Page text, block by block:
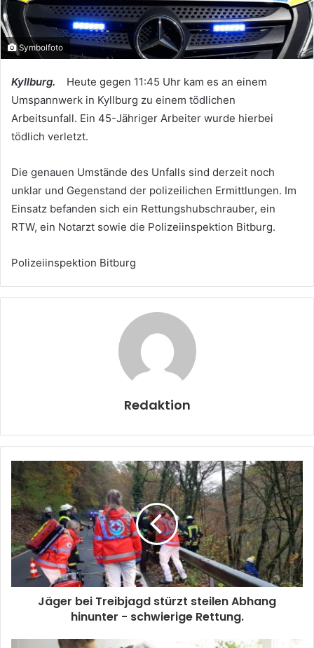
Symbolfoto
Kyllburg. Heute gegen 11:45 Uhr kam es an einem
Umspannwerk in Kyllburg zu einem tödlichen
Arbeitsunfall. Ein 45-Jähriger Arbeiter wurde hierbei
tödlich verletzt.
Die genauen Umstände des Unfalls sind derzeit noch
unklar und Gegenstand der polizeilichen Ermittlungen. Im
Einsatz befanden sich ein Rettungshubschrauber, ein
RTW, ein Notarzt sowie die Polizeiinspektion Bitburg.
Polizeiinspektion Bitburg
Redaktion
Jäger bei Treibjagd stürzt steilen Abhang
hinunter - schwierige Rettung.